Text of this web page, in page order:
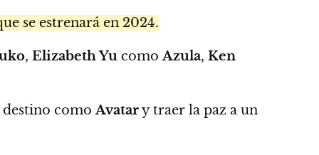
se estrenará en 2024.
, Elizabeth Yu comoAzula, Ken
destino comoAvatary traer la paz a un